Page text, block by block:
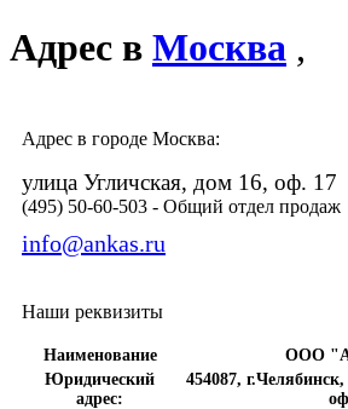
Адрес в Москва ,
Адрес в городе Москва:
улица Угличская, дом 16, оф. 17
(495) 50-60-503 - Общий отдел продаж
info@ankas.ru
Наши реквизиты
Наименование
ООО
Юридический
адрес:
454087, г.Челябинск,